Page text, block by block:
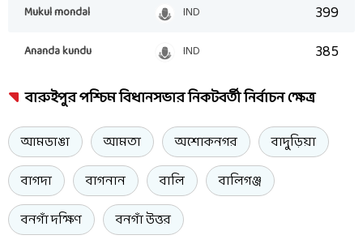
Mukul mondal IND 399
Ananda kundu IND
385
বারুইপুর পশ্চিম বিধানসভার নিকটবর্তী নির্বাচন ক্ষেত্র
আমডাঙা আমতা অশোকনগর
বাদুড়িয়া
বাগদা
বাগনান বালি
বালিগঞ্জ
বনগাঁ দক্ষিণ
বনগাঁ উত্তর